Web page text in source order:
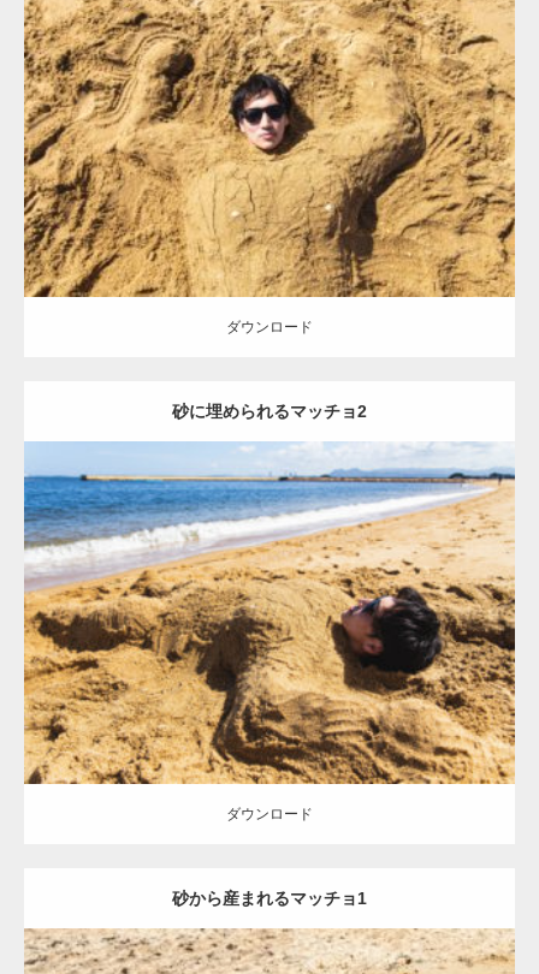
Update:2021.07.8
Category: 海のマッチョ オレンジの人 AKIHITO(細マッチョ)
ダウンロード
ダウンロード
砂に埋められるマッチョ2
Update:2021.07.8
Category:海のマッチョ オレンジの人 AKIHITO(細マッチョ)
ダウンロード
ダウンロード
砂から産まれるマッチョ1